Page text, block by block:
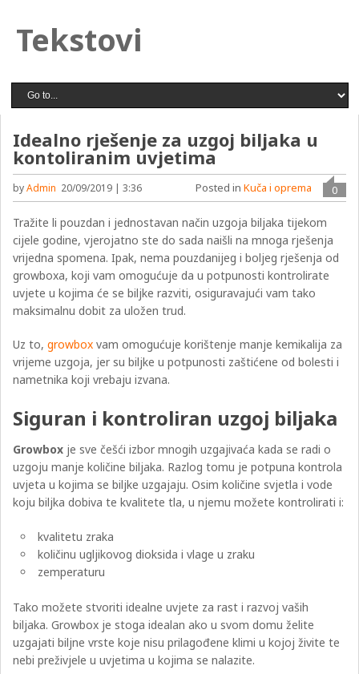
Tekstovi
Idealno rješenje za uzgoj biljaka u
kontoliranim uvjetima
byAdmin 20/09/2019 | 3:36 0
Posted in Kuča i oprema
Tražite li pouzdan i jednostavan način uzgoja biljaka tijekom
cijele godine, vjerojatno ste do sada naišli na mnoga rješenja
vrijedna spomena. Ipak, nema pouzdanijeg i boljeg rješenja od
growboxa, koji vam omogućuje da u potpunosti kontrolirate
uvjete u kojima će se biljke razviti, osiguravajući vam tako
maksimalnu dobit za uložen trud.
Uz to,growbox vam omogućuje korištenje manje kemikalija za
vrijeme uzgoja, jer su biljke u potpunosti zaštićene od bolesti i
nametnika koji vrebaju izvana.
Siguran i kontroliran uzgoj biljaka
Growbox je sve češći izbor mnogih uzgajivaća kada se radi o
uzgoju manje količine biljaka. Razlog tomu je potpuna kontrola
uvjeta u kojima se biljke uzgajaju. Osim količine svjetla i vode
koju biljka dobiva te kvalitete tla, u njemu možete kontrolirati i:
kvalitetu zraka
količinu ugljikovog dioksida i vlage u zraku
zemperaturu
Tako možete stvoriti idealne uvjete za rast i razvoj vaših
biljaka. Growbox je stoga idealan ako u svom domu želite
uzgajati biljne vrste koje nisu prilagođene klimi u kojoj živite te
nebi preživjele u uvjetima u kojima se nalazite.